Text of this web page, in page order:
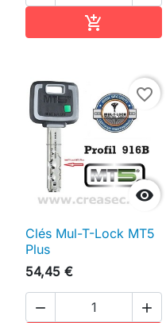
 Ajouter

favorite_border
Clés Mul-T-Lock MT5
Plus
54,45 €
 